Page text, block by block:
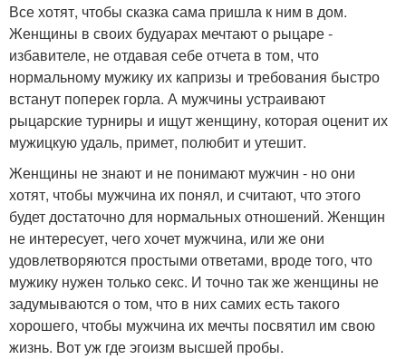
Все хотят, чтобы сказка сама пришла к ним в дом.
Женщины в своих будуарах мечтают о рыцаре -
избавителе, не отдавая себе отчета в том, что
нормальному мужику их капризы и требования быстро
встанут поперек горла. А мужчины устраивают
рыцарские турниры и ищут женщину, которая оценит их
мужицкую удаль, примет, полюбит и утешит.
Женщины не знают и не понимают мужчин - но они
хотят, чтобы мужчина их понял, и считают, что этого
будет достаточно для нормальных отношений. Женщин
не интересует, чего хочет мужчина, или же они
удовлетворяются простыми ответами, вроде того, что
мужику нужен только секс. И точно так же женщины не
задумываются о том, что в них самих есть такого
хорошего, чтобы мужчина их мечты посвятил им свою
жизнь. Вот уж где эгоизм высшей пробы.